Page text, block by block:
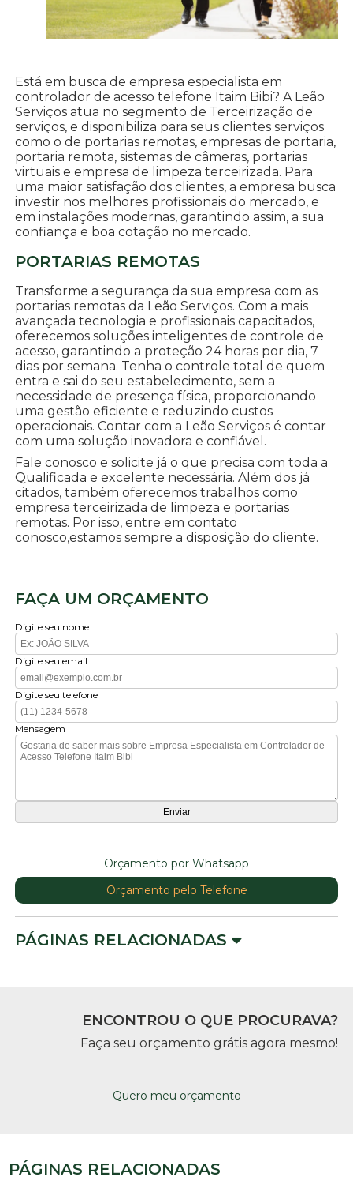
Está em busca de empresa especialista em
controlador de acesso telefone Itaim Bibi? A Leão
Serviços atua no segmento de Terceirização de
serviços, e disponibiliza para seus clientes serviços
como o de portarias remotas, empresas de portaria,
portaria remota, sistemas de câmeras, portarias
virtuais e empresa de limpeza terceirizada. Para
uma maior satisfação dos clientes, a empresa busca
investir nos melhores profissionais do mercado, e
em instalações modernas, garantindo assim, a sua
confiança e boa cotação no mercado.
PORTARIAS REMOTAS
Transforme a segurança da sua empresa com as
portarias remotas da Leão Serviços. Com a mais
avançada tecnologia e profissionais capacitados,
oferecemos soluções inteligentes de controle de
acesso, garantindo a proteção 24 horas por dia, 7
dias por semana. Tenha o controle total de quem
entra e sai do seu estabelecimento, sem a
necessidade de presença física, proporcionando
uma gestão eficiente e reduzindo custos
operacionais. Contar com a Leão Serviços é contar
com uma solução inovadora e confiável.
Fale conosco e solicite já o que precisa com toda a
Qualificada e excelente necessária. Além dos já
citados, também oferecemos trabalhos como
empresa terceirizada de limpeza e portarias
remotas. Por isso, entre em contato
conosco,estamos sempre a disposição do cliente.
FAÇA UM ORÇAMENTO
Digite seu nome
Digite seu email
Digite seu telefone
Mensagem
Orçamento por Whatsapp
Orçamento pelo Telefone
PÁGINAS RELACIONADAS
ENCONTROU O QUE PROCURAVA?
Faça seu orçamento grátis agora mesmo!
Quero meu orçamento
PÁGINAS RELACIONADAS